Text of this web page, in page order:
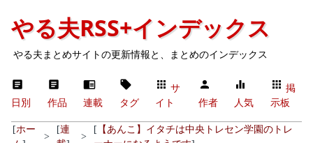
やる夫RSS+インデックス
やる夫まとめサイトの更新情報と、まとめのインデックス
日別 作品 連載 タグ
サ
イト
作者 人気
掲
示板
[ホー
>
[連
>
[ 【あんこ】イタチは中央トレセン学園のトレ